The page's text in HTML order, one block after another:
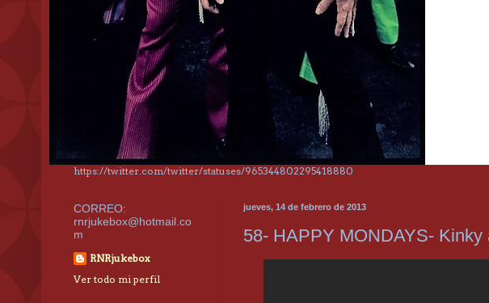
https://twitter.com/twitter/statuses/965344802295418880
jueves, 14 de febrero de 2013
58- HAPPY MONDAYS- Kinky
CORREO:
rnrjukebox@hotmail.co
m
RNRjukebox
Ver todo mi perfil